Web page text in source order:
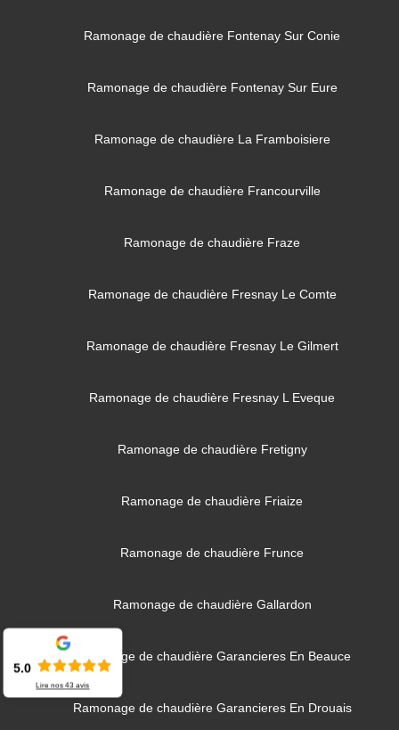
Ramonage de chaudière Fontenay Sur Conie
Ramonage de chaudière Fontenay Sur Eure
Ramonage de chaudière La Framboisiere
Ramonage de chaudière Francourville
Ramonage de chaudière Fraze
Ramonage de chaudière Fresnay Le Comte
Ramonage de chaudière Fresnay Le Gilmert
Ramonage de chaudière Fresnay L Eveque
Ramonage de chaudière Fretigny
Ramonage de chaudière Friaize
Ramonage de chaudière Frunce
Ramonage de chaudière Gallardon
Ramonage de chaudière Garancieres En Beauce
Ramonage de chaudière Garancieres En Drouais
5.0
Lire nos43 avis